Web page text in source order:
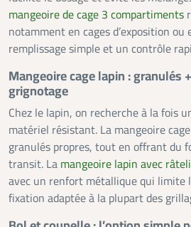
mangeoire de cage 3 compartiments
notamment en cages d’exposition ou
remplissage simple et un contrôle
Mangeoire cage lapin : granulés
grignotage
Chez le lapin, on recherche à la fois
matériel résistant. La mangeoire
granulés propres, tout en offrant du
transit. La mangeoire lapin avec
avec un renfort métallique qui limite
fixation adaptée à la plupart des